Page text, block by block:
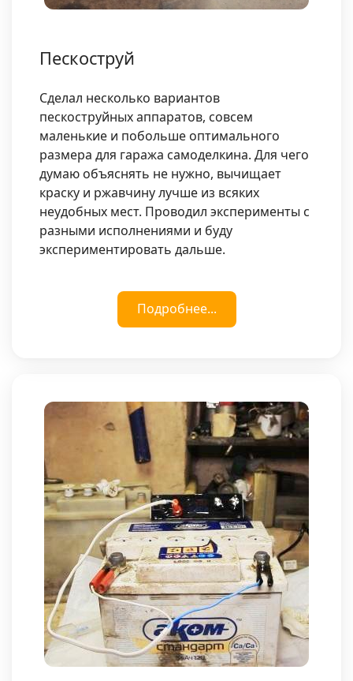
Пескоструй
Сделал несколько вариантов
пескоструйных аппаратов, совсем
маленькие и побольше оптимального
размера для гаража самоделкина. Для чего
думаю объяснять не нужно, вычищает
краску и ржавчину лучше из всяких
неудобных мест. Проводил эксперименты с
разными исполнениями и буду
экспериментировать дальше.
Подробнее...